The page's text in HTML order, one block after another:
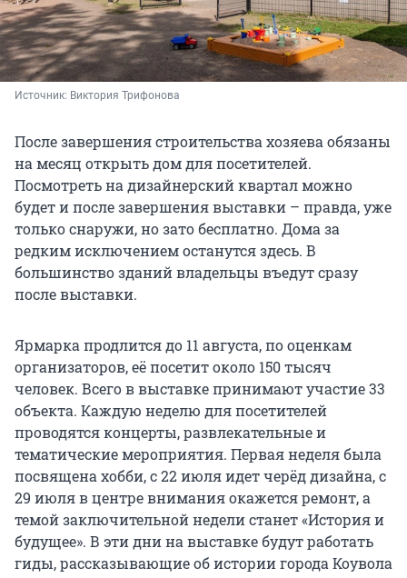
Источник: Виктория Трифонова
После завершения строительства хозяева обязаны
на месяц открыть дом для посетителей.
Посмотреть на дизайнерский квартал можно
будет и после завершения выставки – правда, уже
только снаружи, но зато бесплатно. Дома за
редким исключением останутся здесь. В
большинство зданий владельцы въедут сразу
после выставки.
Ярмарка продлится до 11 августа, по оценкам
организаторов, её посетит около 150 тысяч
человек. Всего в выставке принимают участие 33
объекта. Каждую неделю для посетителей
проводятся концерты, развлекательные и
тематические мероприятия. Первая неделя была
посвящена хобби, c 22 июля идет черёд дизайна, c
29 июля в центре внимания окажется ремонт, а
темой заключительной недели станет «История и
будущее». В эти дни на выставке будут работать
гиды, рассказывающие об истории города Коувола